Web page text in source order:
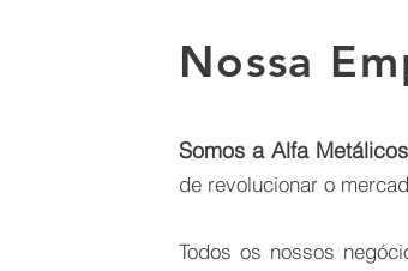
Nossa
Somos a Alfa Metálicos
de revolucionar o
Todos os nossos